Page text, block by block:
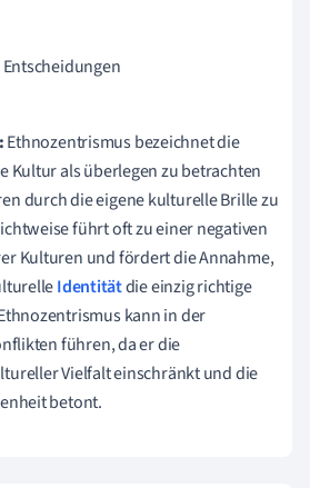
Ethnozentrismus bezeichnet die
Kultur als überlegen zu betrachten
durch die eigene kulturelle Brille zu
führt oft zu einer negativen
Kulturen und fördert die Annahme,
Identitätdie einzig richtige
kann in der
führen, da er die
Vielfalt einschränkt und die
betont.